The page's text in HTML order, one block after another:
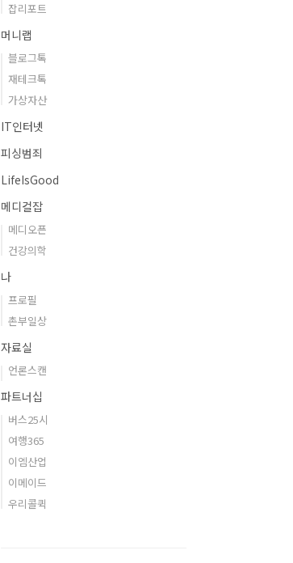
잡리포트
머니랩
블로그톡
재테크톡
가상자산
IT인터넷
피싱범죄
LifeIsGood
메디컬잡
메디오픈
건강의학
나
프로필
촌부일상
자료실
언론스캔
파트너십
버스25시
여행365
이엠산업
이메이드
우리콜퀵